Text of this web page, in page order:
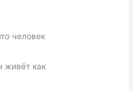
человек
живёт как